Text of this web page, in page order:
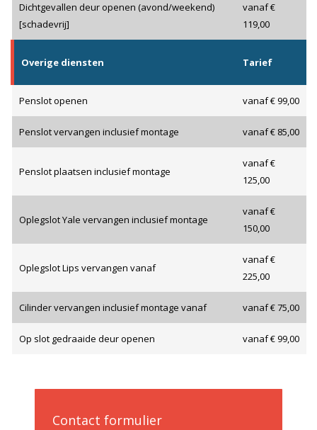
Dichtgevallen deur openen (avond/weekend)
[schadevrij]
vanaf €
119,00
Overige diensten Tarief
Penslot openen vanaf € 99,00
Penslot vervangen inclusief montage vanaf € 85,00
Penslot plaatsen inclusief montage
vanaf €
125,00
Oplegslot Yale vervangen inclusief montage
vanaf €
150,00
Oplegslot Lips vervangen vanaf
vanaf €
225,00
Cilinder vervangen inclusief montage vanaf vanaf € 75,00
Op slot gedraaide deur openen vanaf € 99,00
Contact formulier